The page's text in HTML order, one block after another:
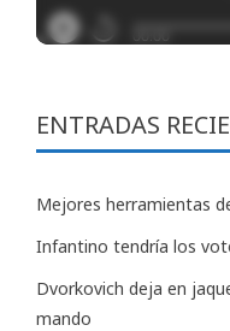
ENTRADAS
Mejores herramientas
Infantino tendría los
Dvorkovich deja en
mando